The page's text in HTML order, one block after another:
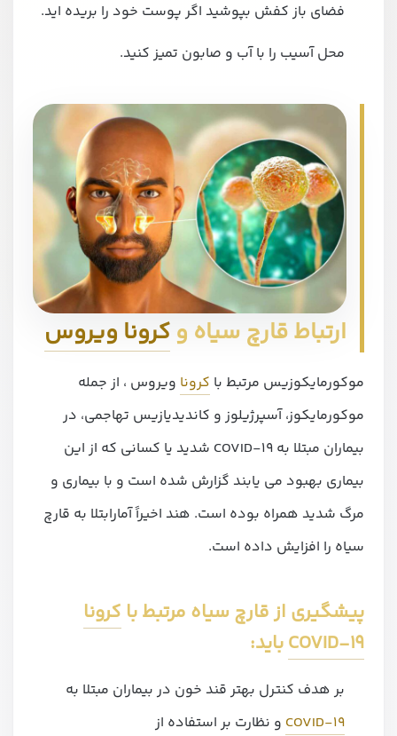
فضای باز کفش بپوشید اگر پوست خود را بریده اید.
محل آسیب را با آب و صابون تمیز کنید.
ارتباط قارچ سیاه وکرونا ویروس
موکورمایکوزیس مرتبط با کرونا ویروس ، از جمله
موکورمایکوز، آسپرژیلوز و کاندیدیازیس تهاجمی، در
بیماران مبتلا به COVID-19 شدید یا کسانی که از این
بیماری بهبود می یابند گزارش شده است و با بیماری و
مرگ شدید همراه بوده است. هند اخیراً آمارابتلا به قارچ
سیاه را افزایش داده است.
پیشگیری از قارچ سیاه مرتبط با کرونا
COVID-19باید:
بر هدف کنترل بهتر قند خون در بیماران مبتلا به
COVID-19 و نظارت بر استفاده از